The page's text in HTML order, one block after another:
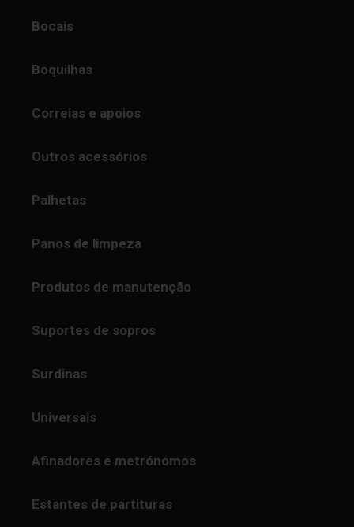
Bocais
Boquilhas
Correias e apoios
Outros acessórios
Palhetas
Panos de limpeza
Produtos de manutenção
Suportes de sopros
Surdinas
Universais
Afinadores e metrónomos
Estantes de partituras